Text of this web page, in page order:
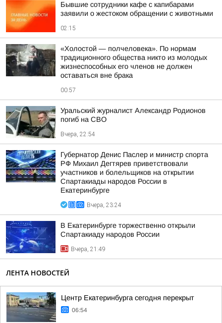
Бывшие сотрудники кафе с капибарами
заявили о жестоком обращении с животными
02:15
«Холостой — полчеловека». По нормам
традиционного общества никто из молодых
жизнеспособных его членов не должен
оставаться вне брака
00:57
Уральский журналист Александр Родионов
погиб на СВО
Вчера, 22:54
Губернатор Денис Паслер и министр спорта
РФ Михаил Дегтярев приветствовали
участников и болельщиков на открытии
Спартакиады народов России в
Екатеринбурге
Вчера, 23:24
В Екатеринбурге торжественно открыли
Спартакиаду народов России
Вчера, 21:49
ЛЕНТА НОВОСТЕЙ
Центр Екатеринбурга сегодня перекрыт
06:54